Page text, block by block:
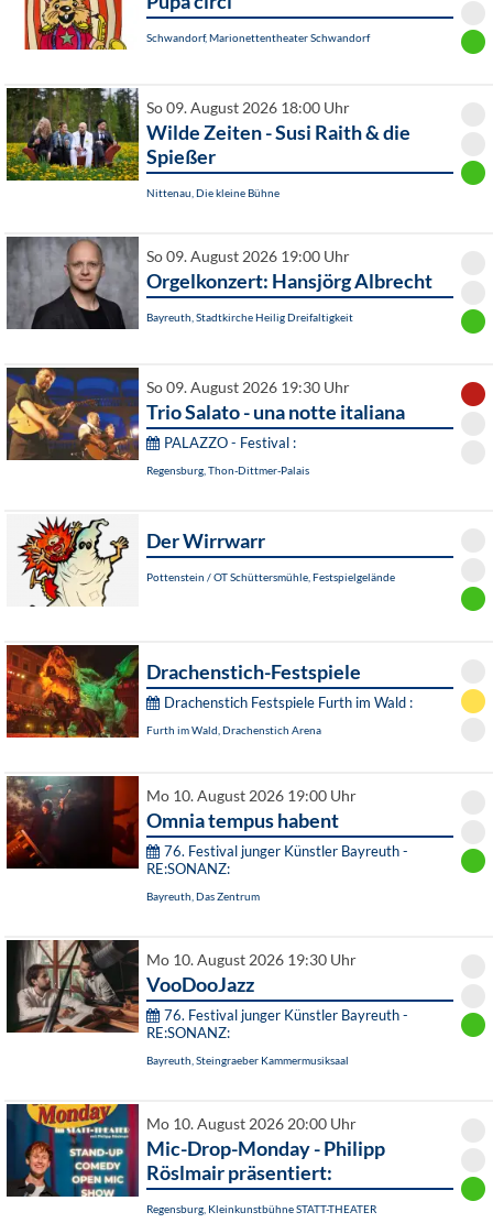
Schwandorf, Marionettentheater Schwandorf
So 09. August 2026 18:00 Uhr
Wilde Zeiten - Susi Raith & die
Spießer
Nittenau, Die kleine Bühne
So 09. August 2026 19:00 Uhr
Orgelkonzert: Hansjörg Albrecht
Bayreuth, Stadtkirche Heilig Dreifaltigkeit
So 09. August 2026 19:30 Uhr
Trio Salato - una notte italiana
PALAZZO - Festival :
Regensburg, Thon-Dittmer-Palais
Der Wirrwarr
Pottenstein / OT Schüttersmühle, Festspielgelände
Drachenstich-Festspiele
Drachenstich Festspiele Furth im Wald :
Furth im Wald, Drachenstich Arena
Mo 10. August 2026 19:00 Uhr
Omnia tempus habent
76. Festival junger Künstler Bayreuth -
RE:SONANZ:
Bayreuth, Das Zentrum
Mo 10. August 2026 19:30 Uhr
VooDooJazz
76. Festival junger Künstler Bayreuth -
RE:SONANZ:
Bayreuth, Steingraeber Kammermusiksaal
Mo 10. August 2026 20:00 Uhr
Mic-Drop-Monday - Philipp
Röslmair präsentiert:
Regensburg, Kleinkunstbühne STATT-THEATER